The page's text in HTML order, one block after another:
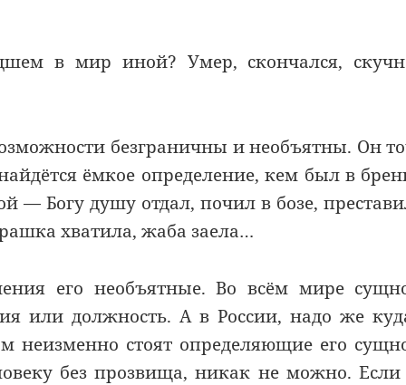
в мир иной? Умер, скончался,
безграничны и необъятны. Он
ёмкое определение,кем был в
—Богу душу отдал, почил в бозе,
хватила, жаба заела…
его необъятные. Во всём мире
или должность. А в России, надо же
неизменно стоят определяющие его
без прозвища, никак не можно. Если